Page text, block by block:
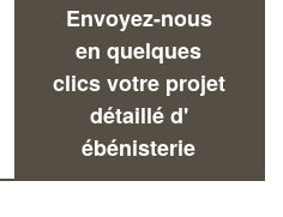
Envoyez-nous
en quelques
clics votre projet
détaillé d'
ébénisterie